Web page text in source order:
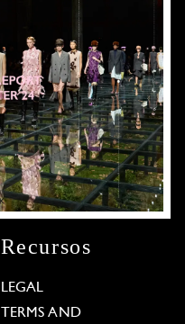
Recursos
LEGAL
TERMS AND